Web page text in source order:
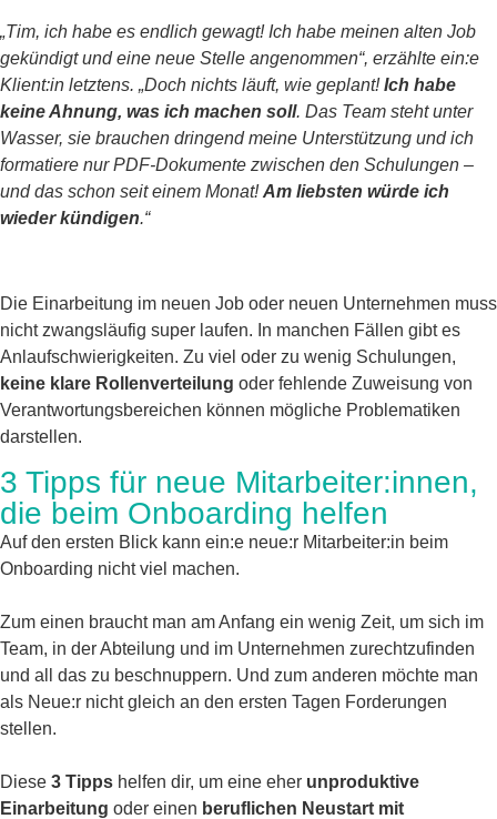
„Tim, ich habe es endlich gewagt! Ich habe meinen alten Job
gekündigt und eine neue Stelle angenommen“, erzählte ein:e
Klient:in letztens. „Doch nichts läuft, wie geplant!Ich habe
keine Ahnung, was ich machen soll. Das Team steht unter
Wasser, sie brauchen dringend meine Unterstützung und ich
formatiere nur PDF-Dokumente zwischen den Schulungen –
und das schon seit einem Monat!Am liebsten würde ich
wieder kündigen.“
Die Einarbeitung im neuen Job oder neuen Unternehmen muss
nicht zwangsläufig super laufen. In manchen Fällen gibt es
Anlaufschwierigkeiten. Zu viel oder zu wenig Schulungen,
keine klare Rollenverteilung oder fehlende Zuweisung von
Verantwortungsbereichen können mögliche Problematiken
darstellen.
3 Tipps für neue Mitarbeiter:innen,
die beim Onboarding helfen
Auf den ersten Blick kann ein:e neue:r Mitarbeiter:in beim
Onboarding nicht viel machen.
Zum einen braucht man am Anfang ein wenig Zeit, um sich im
Team, in der Abteilung und im Unternehmen zurechtzufinden
und all das zu beschnuppern. Und zum anderen möchte man
als Neue:r nicht gleich an den ersten Tagen Forderungen
stellen.
Diese 3 Tipps helfen dir, um eine eher unproduktive
Einarbeitung oder einen beruflichen Neustart mit